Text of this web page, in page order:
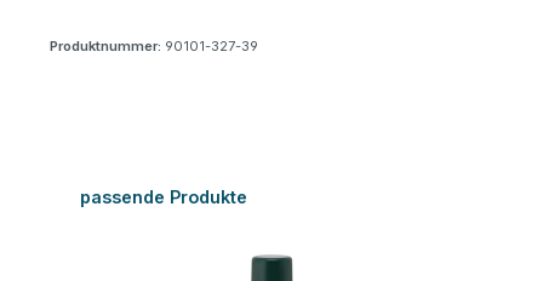
Produktnummer: 90101-327-39
Produktgalerie überspringen
passende Produkte